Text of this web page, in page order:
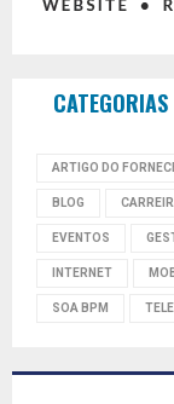
CATEGORIAS
ARTIGO DO
BLOG
EVENTOS
INTERNET
SOA BPM